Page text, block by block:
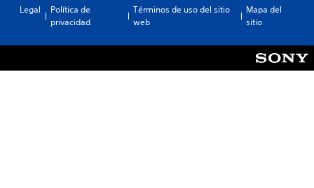
Legal
Política de
privacidad
Términos de uso del sitio
web
Mapa del
sitio